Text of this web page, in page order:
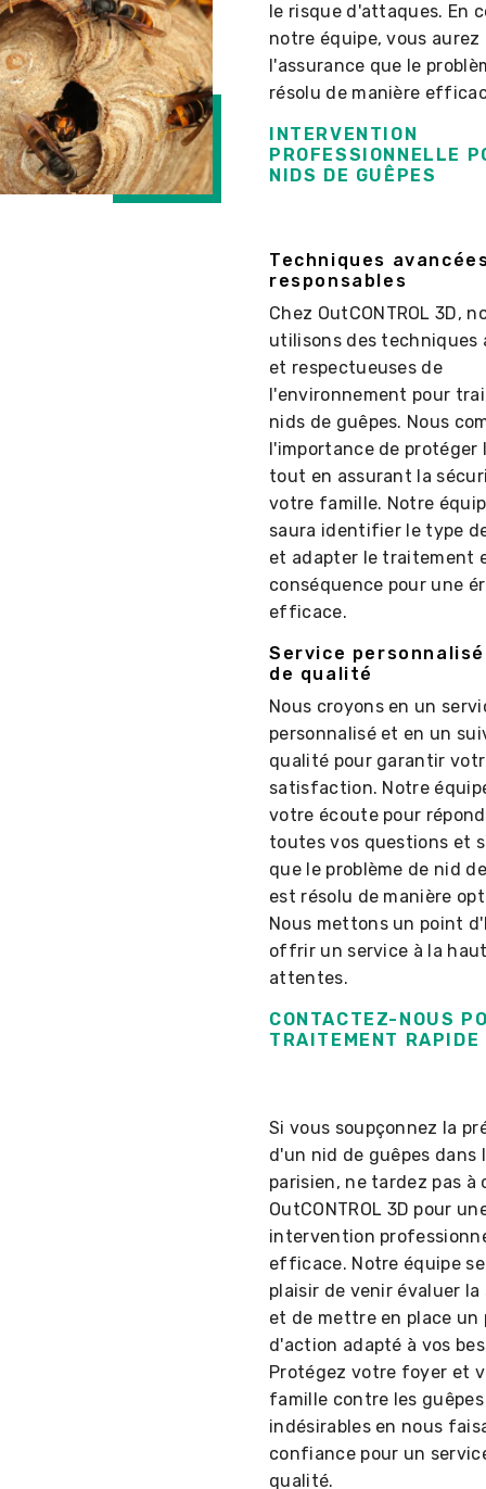
le risque d'attaques. En
notre équipe, vous aurez
l'assurance que le
résolu de manière
INTERVENTION
PROFESSIONNELLE
NIDS DE GUÊPES
Techniques
responsables
Chez OutCONTROL 3D,
utilisons des techniques
et respectueuses de
l'environnement pour
nids de guêpes. Nous
l'importance de protéger
tout en assurant la
votre famille. Notre
saura identifier le type
et adapter le traitement
conséquence pour une
efficace.
Service
de qualité
Nous croyons en un
personnalisé et en un
qualité pour garantir
satisfaction. Notre
votre écoute pour
toutes vos questions et
que le problème de nid
est résolu de manière
Nous mettons un point
offrir un service à la
attentes.
CONTACTEZ-NOUS
TRAITEMENT RAPIDE
Si vous soupçonnez la
d'un nid de guêpes dans
parisien, ne tardez pas
OutCONTROL 3D pour
intervention
efficace. Notre équipe
plaisir de venir évaluer
et de mettre en place un
d'action adapté à vos
Protégez votre foyer et
famille contre les guêpes
indésirables en nous
confiance pour un
qualité.